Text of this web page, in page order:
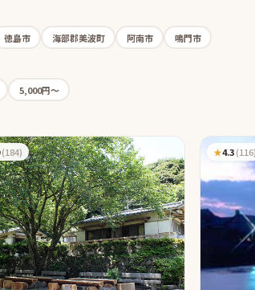
徳島市 海部郡美波町 阿南市 鳴門市
5,000円〜
(184) ★4.3(116